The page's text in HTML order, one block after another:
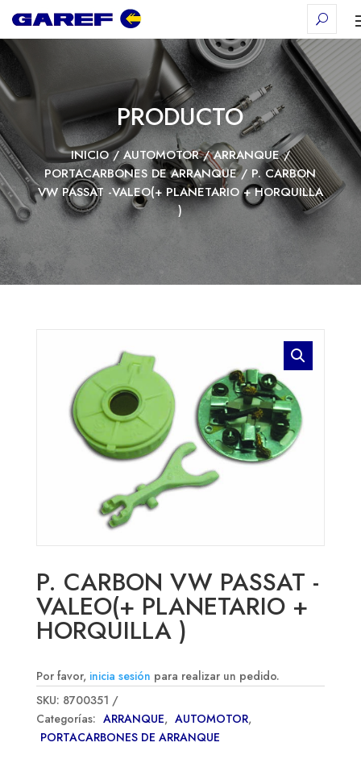
PRODUCTO
INICIO/AUTOMOTOR/ARRANQUE/
PORTACARBONES DE ARRANQUE/ P. CARBON
VW PASSAT -VALEO(+ PLANETARIO + HORQUILLA
)
P. CARBON VW PASSAT -
VALEO(+ PLANETARIO +
HORQUILLA )
Por favor, inicia sesión para realizar un pedido.
SKU: 8700351
Categorías: ARRANQUE, AUTOMOTOR,
PORTACARBONES DE ARRANQUE